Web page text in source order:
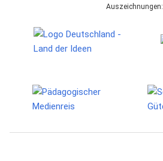
Auszeichnungen: